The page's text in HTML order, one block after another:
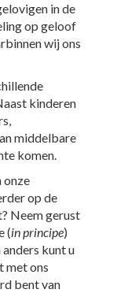
in de
op geloof
wij ons
kinderen
middelbare
komen.
onze
op de
Neem gerust
(in principe)
kunt u
met ons
bent van